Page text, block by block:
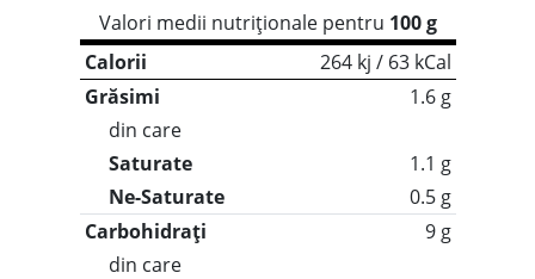
Valori medii nutriționale pentru 100 g
Calorii
264 kj / 63 kCal
Grăsimi
1.6 g
din care
Saturate
1.1 g
Ne-Saturate
0.5 g
Carbohidrați
9 g
din care